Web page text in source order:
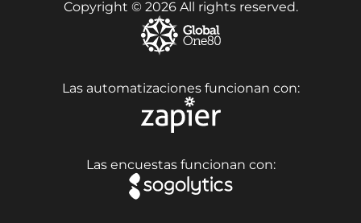
Copyright © 2026 All rights reserved.
Las automatizaciones funcionan con:
Las encuestas funcionan con: